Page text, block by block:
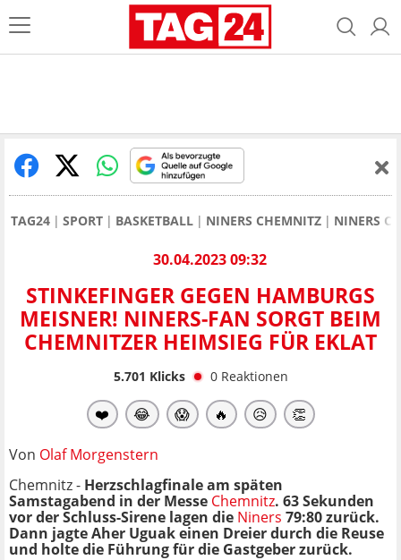
TAG24 SPORT BASKETBALL NINERS CHEMNITZ NINERS
30.04.2023 09:32
STINKEFINGER GEGEN HAMBURGS
MEISNER! NINERS-FAN SORGT BEIM
CHEMNITZER HEIMSIEG FÜR EKLAT
5.701 Klicks 0 Reaktionen
❤️ 😂 😱 🔥 😥 👏
Von Olaf Morgenstern
Chemnitz - Herzschlagfinale am späten
Samstagabend in der Messe Chemnitz. 63 Sekunden
vor der Schluss-Sirene lagen die Niners 79:80 zurück.
Dann jagte Aher Uguak einen Dreier durch die Reuse
und holte die Führung für die Gastgeber zurück.